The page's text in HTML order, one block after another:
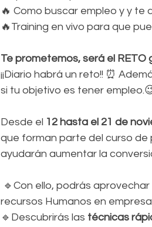
🔥 Como buscar empleo y y te
🔥Training en vivo para que
Te prometemos, será el
¡¡Diario habrá un reto!! ⏰
si tu objetivo es tener
Desde el 12 hasta el 21 de
que forman parte del curso de
ayudarán aumentar la
recursos Humanos en
🔹Descubrirás las técnicas